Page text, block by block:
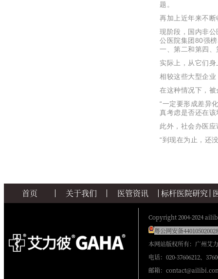
题。
再加上近年来不
现阶段，国内非
公医院集团80强
一、第二和第四
实际上，从它们
相较这些大型企
在这种情况下，
“一定要形成差异
真考虑是否还在
此外，社会办医
“到现在为止，还
首页 关于我们 医管资讯 标杆医院研究
Copyright 2004-2024
粤公网安备
本网站版权所有：广州艾
电话：020-37606212、
邮箱：